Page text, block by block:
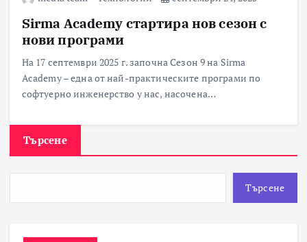
Sirma Academy стартира нов сезон с
нови програми
На 17 септември 2025 г. започна Сезон 9 на Sirma
Academy – една от най-практическите програми по
софтуерно инженерство у нас, насочена…
Търсене
Търсене